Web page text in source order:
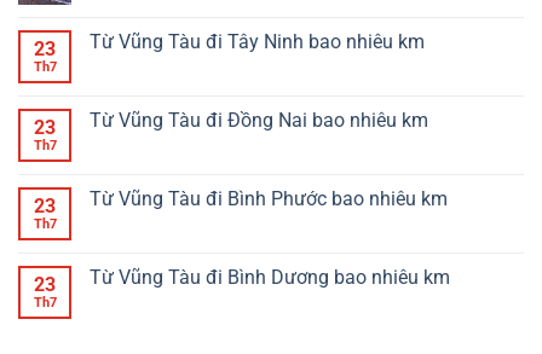
23
Th7
Từ Vũng Tàu đi Tây Ninh bao nhiêu km
23
Th7
Từ Vũng Tàu đi Đồng Nai bao nhiêu km
23
Th7
Từ Vũng Tàu đi Bình Phước bao nhiêu km
23
Th7
Từ Vũng Tàu đi Bình Dương bao nhiêu km